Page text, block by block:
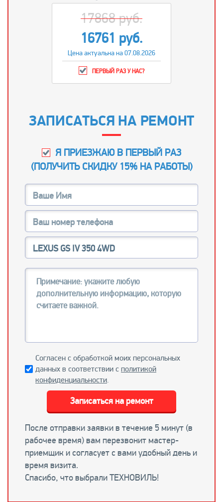
17868 руб.
16761 руб.
Цена актуальна на 07.08.2026
ПЕРВЫЙ РАЗ У НАС?
ЗАПИСАТЬСЯ НА РЕМОНТ
Я ПРИЕЗЖАЮ В ПЕРВЫЙ РАЗ
(ПОЛУЧИТЬ СКИДКУ 15% НА РАБОТЫ)
Согласен с обработкой моих персональных
данных в соответствии с политикой
конфиденциальности.
После отправки заявки в течение 5 минут (в
рабочее время) вам перезвонит мастер-
приемщик и согласует с вами удобный день и
время визита.
Спасибо, что выбрали ТЕХНОВИЛЬ!
Записаться на ремонт